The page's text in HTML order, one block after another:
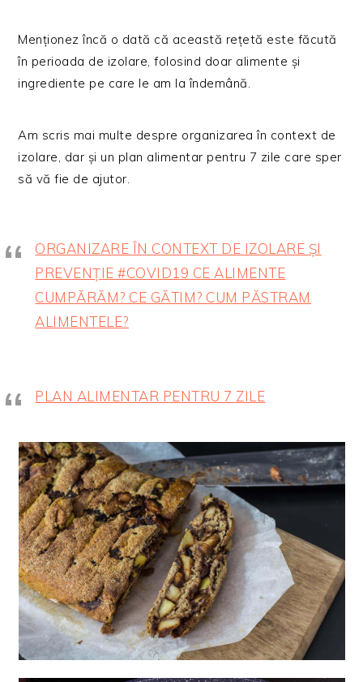
Menționez încă o dată că această rețetă este făcută
în perioada de izolare, folosind doar alimente și
ingrediente pe care le am la îndemână.
Am scris mai multe despre organizarea în context de
izolare, dar și un plan alimentar pentru 7 zile care sper
să vă fie de ajutor.
ORGANIZARE ÎN CONTEXT DE IZOLARE ȘI
PREVENȚIE #COVID19 CE ALIMENTE
CUMPĂRĂM? CE GĂTIM? CUM PĂSTRAM
ALIMENTELE?
PLAN ALIMENTAR PENTRU 7 ZILE